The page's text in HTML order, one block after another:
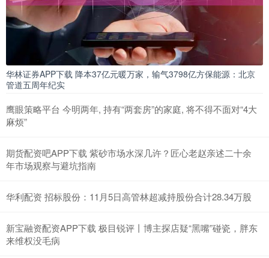
华林证券APP下载 降本37亿元暖万家，输气3798亿方保能源：北京
管道五周年纪实
鹰眼策略平台 今明两年, 持有“两套房”的家庭, 将不得不面对“4大
麻烦”
期货配资吧APP下载 紫砂市场水深几许？匠心老赵亲述二十余
年市场观察与避坑指南
华利配资 招标股份：11月5日高管林超减持股份合计28.34万股
新宝融资配资APP下载 极目锐评丨博主探店疑“黑嘴”碰瓷，胖东
来维权没毛病